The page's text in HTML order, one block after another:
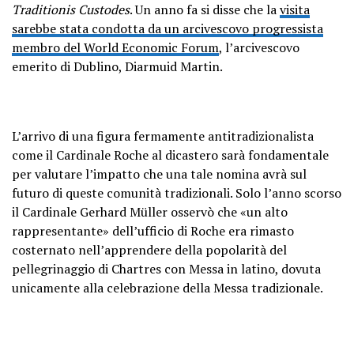
Traditionis Custodes. Un anno fa si disse che lavisita
sarebbe stata condotta da un arcivescovo progressista
membro del World Economic Forum, l’arcivescovo
emerito di Dublino, Diarmuid Martin.
L’arrivo di una figura fermamente antitradizionalista
come il Cardinale Roche al dicastero sarà fondamentale
per valutare l’impatto che una tale nomina avrà sul
futuro di queste comunità tradizionali. Solo l’anno scorso
il Cardinale Gerhard Müller osservò che «un alto
rappresentante» dell’ufficio di Roche era rimasto
costernato nell’apprendere della popolarità del
pellegrinaggio di Chartres con Messa in latino, dovuta
unicamente alla celebrazione della Messa tradizionale.